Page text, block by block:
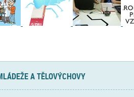
A TĚLOVÝCHOVY